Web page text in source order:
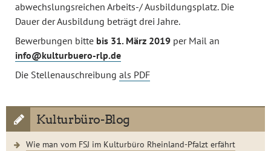
abwechslungsreichen Arbeits-/ Ausbildungsplatz. Die
Dauer der Ausbildung beträgt drei Jahre.
Bewerbungen bitte bis 31. März 2019 per Mail an
info@kulturbuero-rlp.de
Die Stellenauschreibung als PDF
Kulturbüro-Blog
Wie man vom FSJ im Kulturbüro Rheinland-Pfalzt erfährt